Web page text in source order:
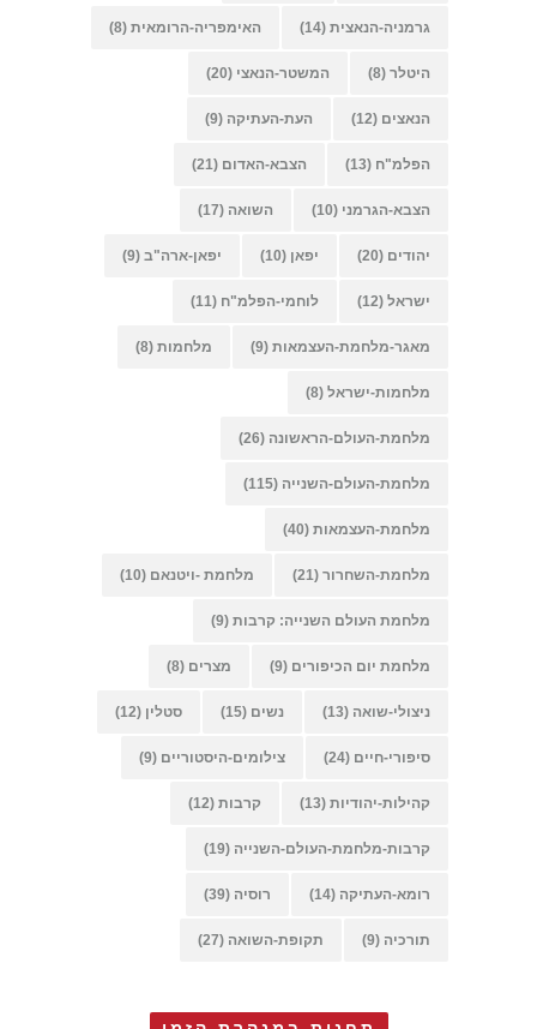
גרמניה-הנאצית (14) האימפריה-הרומאית (8)
היטלר (8) המשטר-הנאצי (20)
הנאצים (12) העת-העתיקה (9)
הפלמ"ח (13) הצבא-האדום (21)
הצבא-הגרמני (10) השואה (17)
יהודים (20) יפאן (10) יפאן-ארה"ב (9)
ישראל (12) לוחמי-הפלמ"ח (11)
מאגר-מלחמת-העצמאות (9) מלחמות (8)
מלחמות-ישראל (8)
מלחמת-העולם-הראשונה (26)
מלחמת-העולם-השנייה (115)
מלחמת-העצמאות (40)
מלחמת-השחרור (21) מלחמת -ויטנאם (10)
מלחמת העולם השנייה: קרבות (9)
מלחמת יום הכיפורים (9) מצרים (8)
ניצולי-שואה (13) נשים (15) סטלין (12)
סיפורי-חיים (24) צילומים-היסטוריים (9)
קהילות-יהודיות (13) קרבות (12)
קרבות-מלחמת-העולם-השנייה (19)
רומא-העתיקה (14) רוסיה (39)
תורכיה (9) תקופת-השואה (27)